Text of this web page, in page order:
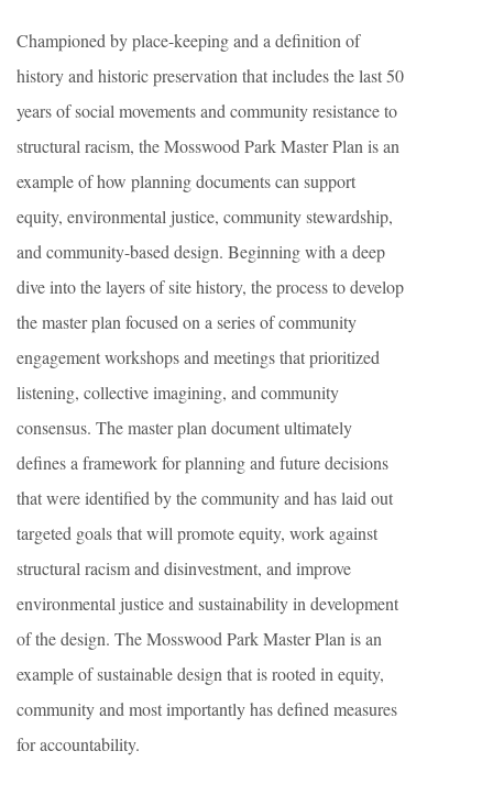
Championed by place-keeping and a definition of
history and historic preservation that includes the last 50
years of social movements and community resistance to
structural racism, the Mosswood Park Master Plan is an
example of how planning documents can support
equity, environmental justice, community stewardship,
and community-based design. Beginning with a deep
dive into the layers of site history, the process to develop
the master plan focused on a series of community
engagement workshops and meetings that prioritized
listening, collective imagining, and community
consensus. The master plan document ultimately
defines a framework for planning and future decisions
that were identified by the community and has laid out
targeted goals that will promote equity, work against
structural racism and disinvestment, and improve
environmental justice and sustainability in development
of the design. The Mosswood Park Master Plan is an
example of sustainable design that is rooted in equity,
community and most importantly has defined measures
for accountability.